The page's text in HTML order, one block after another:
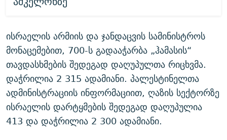
ისრაელის არმიის და ჯანდაცვის სამინისტროს
მონაცემებით, 700-ს გადააჭარბა „ჰამასის“
თავდასხმების შედეგად დაღუპულთა რიცხვმა.
დაჭრილია 2 315 ადამიანი. პალესტინელთა
ადმინისტრაციის ინფორმაციით, ღაზის სექტორზე
ისრაელის დარტყმების შედეგად დაღუპულია
413 და დაჭრილია 2 300 ადამიანი.